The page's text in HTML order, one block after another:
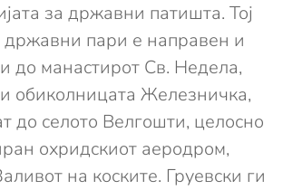
за државни патишта. Тој
државни пари е направен и
до манастирот Св. Недела,
обиколницата Железничка,
до селото Велгошти, целосно
охридскиот аеродром,
на коските. Груевски ги